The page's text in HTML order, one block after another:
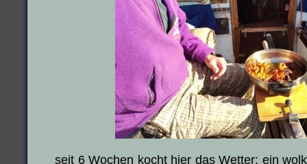
seit 6 Wochen kocht hier das Wetter: ein